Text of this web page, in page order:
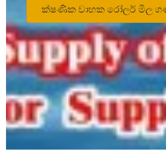
ක්ෂණික වාහක රෝලර් මිල